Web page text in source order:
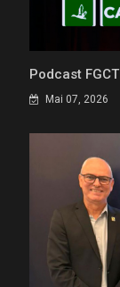
Podcast FGCT
Mai 07, 2026